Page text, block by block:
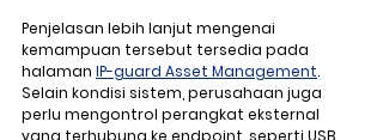
Penjelasan lebih lanjut mengenai
kemampuan tersebut tersedia pada
halaman IP-guard Asset Management.
Selain kondisi sistem, perusahaan juga
perlu mengontrol perangkat eksternal
yang terhubung ke endpoint, seperti USB